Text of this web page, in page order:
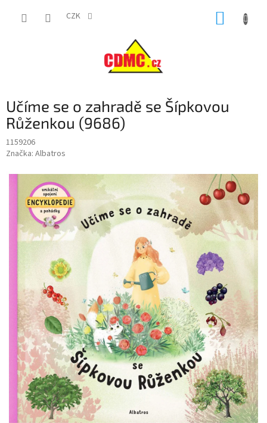
CZK
Učíme se o zahradě se Šípkovou
Růženkou (9686)
1159206
Značka: Albatros